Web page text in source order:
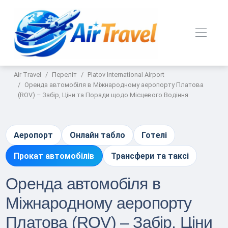
Air Travel Переліт
Platov International Airport
Оренда автомобіля в Міжнародному аеропорту Платова
(ROV) – Забір, Ціни та Поради щодо Місцевого Водіння
Аеропорт Онлайн табло Готелі
Прокат автомобілів Трансфери та таксі
Оренда автомобіля в
Міжнародному аеропорту
Платова (ROV) – Забір, Ціни